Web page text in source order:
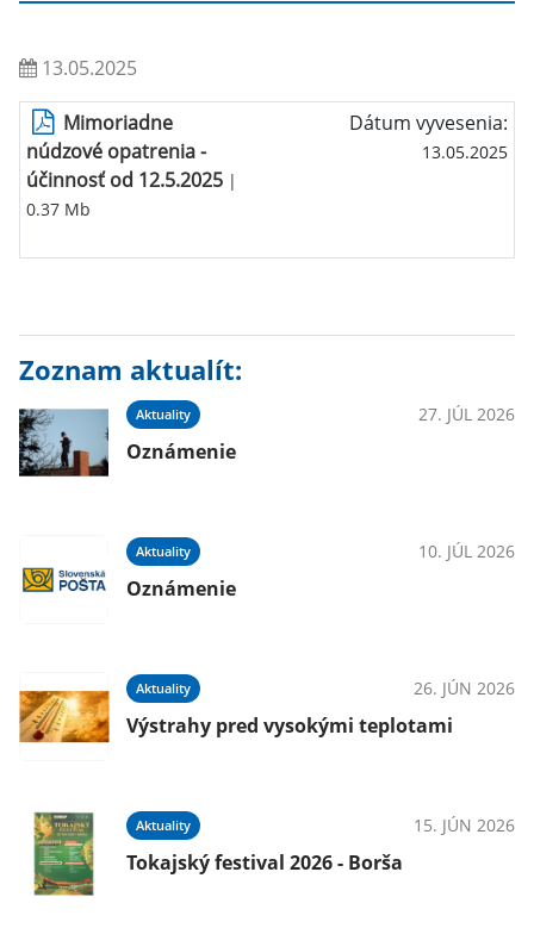
13.05.2025
Mimoriadne
núdzové opatrenia -
účinnosť od 12.5.2025 |
0.37 Mb
Dátum vyvesenia:
13.05.2025
Zoznam aktualít:
Aktuality 27. JÚL 2026
Oznámenie
Aktuality 10. JÚL 2026
Oznámenie
Aktuality 26. JÚN 2026
Výstrahy pred vysokými teplotami
Aktuality 15. JÚN 2026
Tokajský festival 2026 - Borša